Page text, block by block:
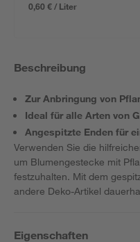
0,60 € / Liter
Beschreibung
Zur Anbringung von
Ideal für alle Arten von
Angespitzte Enden für
Verwenden Sie die
um Blumengestecke mit
festzuhalten. Mit dem
andere Deko-Artikel
Eigenschaften